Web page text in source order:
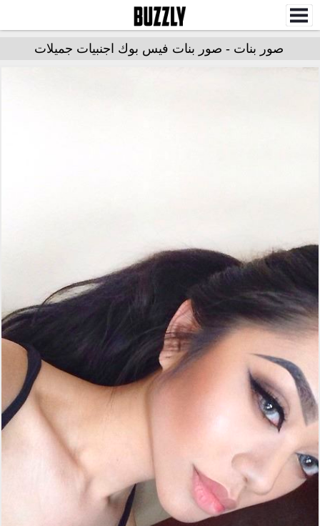
صور بنات - صور بنات فيس بوك اجنبيات جميلات